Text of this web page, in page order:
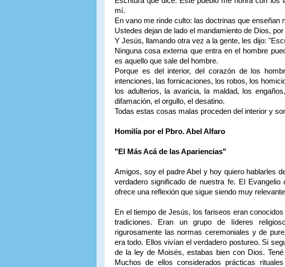
mí.
En vano me rinde culto: las doctrinas que enseñan
Ustedes dejan de lado el mandamiento de Dios,
Y Jesús, llamando otra vez a la gente, les dijo:
Ninguna cosa externa que entra en el hombre
es aquello que sale del hombre.
Porque es del interior, del corazón de los
intenciones, las fornicaciones, los robos, los
los adulterios, la avaricia, la maldad, los
difamación, el orgullo, el desatino.
Todas estas cosas malas proceden del interior y
Homilía por el Pbro. Abel Alfaro
"El Más Acá de las Apariencias"
Amigos, soy el padre Abel y hoy quiero hablarles
verdadero significado de nuestra fe. El
ofrece una reflexión que sigue siendo muy
En el tiempo de Jesús, los fariseos eran
tradiciones. Eran un grupo de líderes
rigurosamente las normas ceremoniales y de
era todo. Ellos vivían el verdadero postureo. Si
de la ley de Moisés, estabas bien con Dios.
Muchos de ellos considerados prácticas